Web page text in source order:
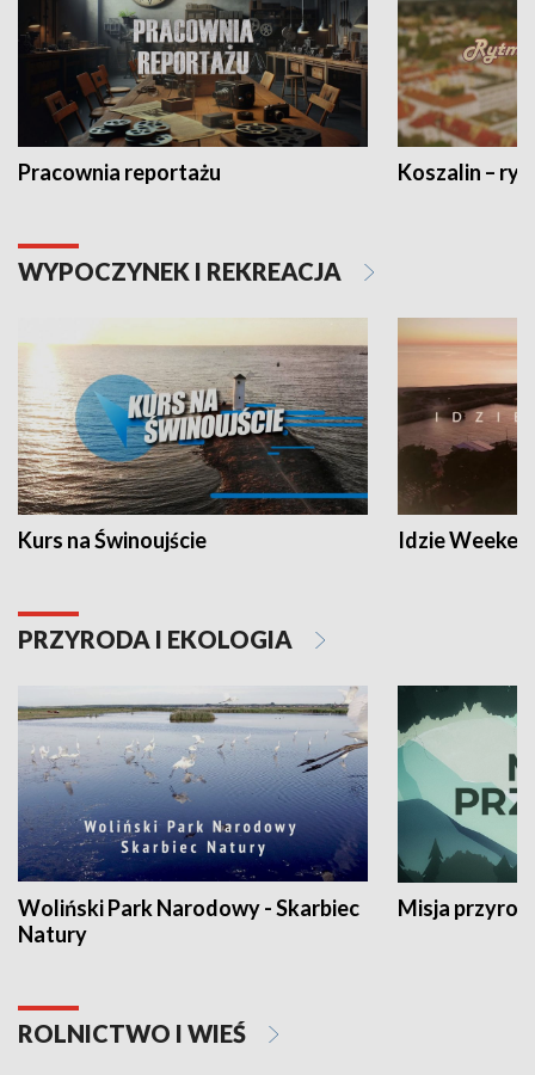
Pracownia reportażu Koszalin –
WYPOCZYNEK I REKREACJA
Kurs na Świnoujście Idzie
PRZYRODA I EKOLOGIA
Woliński Park Narodowy - Skarbiec
Natury
Misja
ROLNICTWO I WIEŚ